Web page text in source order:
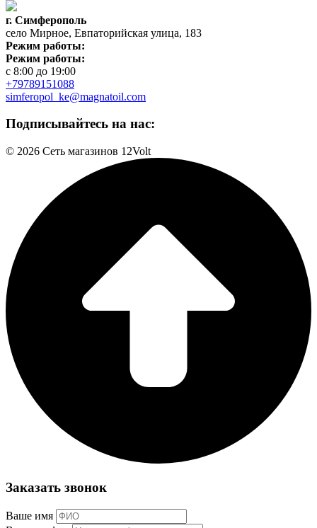
г. Симферополь
село Мирное, Евпаторийская улица, 183
Режим работы:
Режим работы:
с 8:00 до 19:00
+79789151088
simferopol_ke@magnatoil.com
Подписывайтесь на нас:
© 2026 Сеть магазинов 12Volt
Заказать звонок
Ваше имя